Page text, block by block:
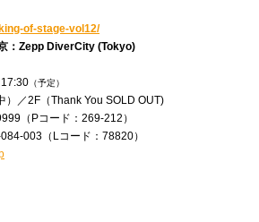
of-stage-vol12/
：Zepp DiverCity (Tokyo)
（予定）
）／2F（Thank You SOLD OUT)
（Pコード：269-212）
084-003（Lコード：78820）